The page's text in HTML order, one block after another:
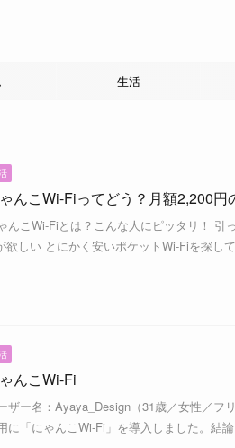
生活
んこWi-Fiってどう？月額2,200円
んこWi-Fiとは？こんな人にピッタリ！ 引
欲しい とにかく安いポケットWi-Fiを探し
んこWi-Fi
ザー名：Ayaya_Design（31歳／女性／フ
に「にゃんこWi-Fi」を導入しました。結